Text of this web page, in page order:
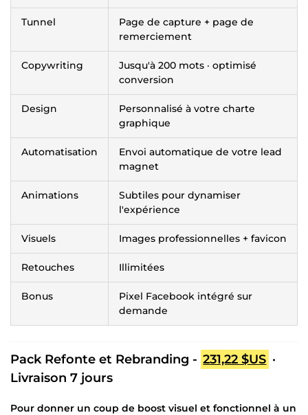
Tunnel
Page de capture + page de
remerciement
Copywriting
Jusqu'à 200 mots · optimisé
conversion
Design
Personnalisé à votre charte
graphique
Automatisation
Envoi automatique de votre lead
magnet
Animations
Subtiles pour dynamiser
l'expérience
Visuels Images professionnelles + favicon
Retouches Illimitées
Bonus
Pixel Facebook intégré sur
demande
Pack Refonte et Rebranding - 231,22 $US ·
Livraison 7 jours
Pour donner un coup de boost visuel et fonctionnel à un